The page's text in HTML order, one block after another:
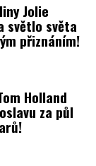
Jolie
světlo světa
přiznáním!
Holland
za půl